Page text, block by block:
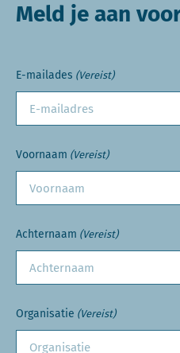
Meld je aan
E-mailades (Vereist)
Voornaam (Vereist)
Achternaam (Vereist)
Organisatie (Vereist)